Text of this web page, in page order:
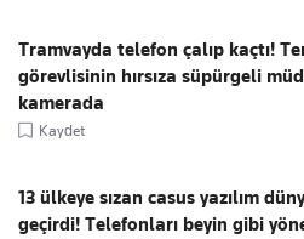
Tramvayda telefon çalıp kaçtı!
görevlisinin hırsıza süpürgeli
kamerada
Kaydet
13 ülkeye sızan casus yazılım
geçirdi! Telefonları beyin gibi